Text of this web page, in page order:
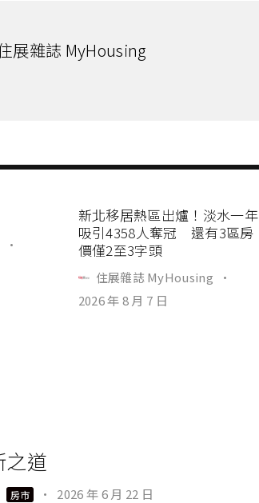
展雜誌 MyHousing
·
新北移居熱區出爐！淡水一年
吸引4358人奪冠 還有3區房
價僅2至3字頭
住展雜誌 MyHousing
·
2026 年 8 月 7 日
之道
房市 · 2026 年 6 月 22 日